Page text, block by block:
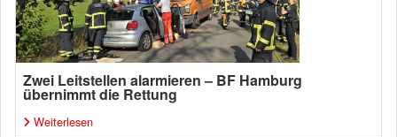
Zwei Leitstellen alarmieren – BF Hamburg
übernimmt die Rettung
Weiterlesen